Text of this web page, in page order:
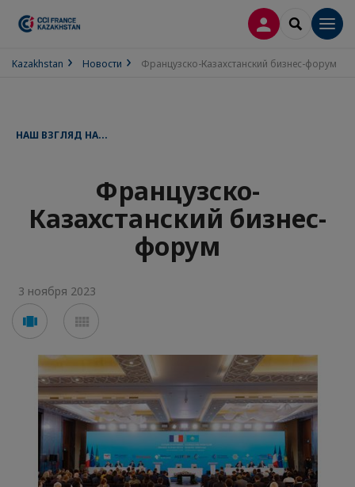
ВХОДSEARCH
Kazakhstan Новости Французско-Казахстанский бизнес-форум
НАШ ВЗГЛЯД НА...
Французско-
Казахстанский бизнес-
форум
3 ноября 2023
Voir
en
carousel
en
mosaïque